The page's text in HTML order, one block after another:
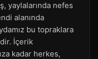
yaylalarında nefes
alanında
bu topraklara
İçerik
kadar herkes,